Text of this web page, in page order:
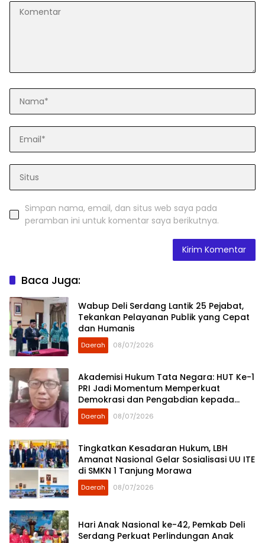
Simpan nama, email, dan situs web saya pada
peramban ini untuk komentar saya berikutnya.
Baca Juga:
Wabup Deli Serdang Lantik 25 Pejabat,
Tekankan Pelayanan Publik yang Cepat
dan Humanis
Daerah 08/07/2026
Akademisi Hukum Tata Negara: HUT Ke-1
PRI Jadi Momentum Memperkuat
Demokrasi dan Pengabdian kepada
Rakyat
Daerah 08/07/2026
Tingkatkan Kesadaran Hukum, LBH
Amanat Nasional Gelar Sosialisasi UU ITE
di SMKN 1 Tanjung Morawa
Daerah 08/07/2026
Hari Anak Nasional ke-42, Pemkab Deli
Serdang Perkuat Perlindungan Anak